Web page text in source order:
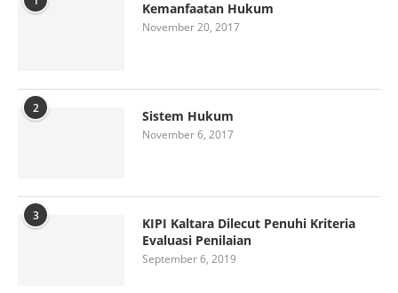
Kemanfaatan Hukum
November 20, 2017
2 Sistem Hukum
November 6, 2017
3
KIPI Kaltara Dilecut Penuhi Kriteria
Evaluasi Penilaian
September 6, 2019